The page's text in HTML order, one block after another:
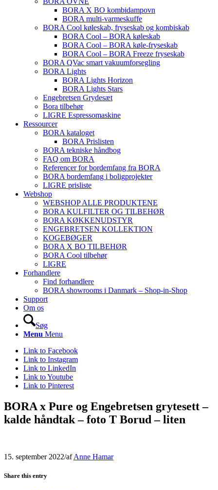
BORA X BO kombidampovn
BORA multi-varmeskuffe
BORA Cool køleskab, fryseskab og kombiskab
BORA Cool – BORA køleskab
BORA Cool – BORA køle-fryseskab
BORA Cool – BORA Freeze fryseskab
BORA QVac smart vakuumforsegling
BORA Lights
BORA Lights Horizon
BORA Lights Stars
Engebretsen Grydesæt
Bora tilbehør
LIGRE Espressomaskine
Ressourcer
BORA kataloget
BORA Prislisten
BORA tekniske håndbog
FAQ om BORA
Referencer for bordemfang fra BORA
BORA bordemfang i boligprojekter
LIGRE prisliste
Webshop
WEBSHOP ALLE PRODUKTENE
BORA KULFILTER OG TILBEHØR
BORA KØKKENUDSTYR
ENGEBRETSEN KOLLEKTION
KOGEBØGER
BORA X BO TILBEHØR
BORA Cool tilbehør
LIGRE
Forhandlere
Find forhandlere
BORA showrooms i Danmark – Shop-in-Shop
Support
Om os
Søg
Menu Menu
Link to Facebook
Link to Instagram
Link to LinkedIn
Link to Youtube
Link to Pinterest
BORA x Pure og Engebretsen grytesett –
kalde håndtak – foto T Borud – liten
15. september 2022/afAnne Hamar
Share this entry